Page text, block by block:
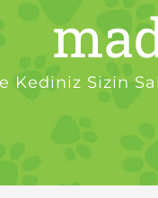
Kediniz Sizin